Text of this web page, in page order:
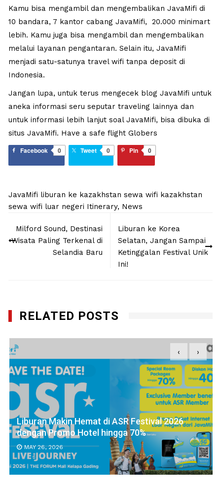
Kamu bisa mengambil dan mengembalikan JavaMifi di
10 bandara, 7 kantor cabang JavaMifi, 20.000 minimart
lebih. Kamu juga bisa mengambil dan mengembalikan
melalui layanan pengantaran. Selain itu, JavaMifi
menjadi satu-satunya travel wifi tanpa deposit di
Indonesia.
Jangan lupa, untuk terus mengecek blog JavaMifi untuk
aneka informasi seru seputar traveling lainnya dan
untuk informasi lebih lanjut soal JavaMifi, bisa dibuka di
situsJavaMifi. Have a safe flight Globers
Facebook
0 Tweet 0 Pin 0
JavaMifi liburan ke kazakhstan sewa wifi kazakhstan
sewa wifi luar negeri Itinerary, News
navigation
Milford Sound, Destinasi
Wisata Paling Terkenal di
Selandia Baru
Liburan ke Korea
Selatan, Jangan Sampai
Ketinggalan Festival Unik
Ini!
RELATED POSTS
Liburan Makin Hemat di ASR Festival 2026
dengan Promo Hotel hingga 70%
MAY 26, 2026
‹ ›